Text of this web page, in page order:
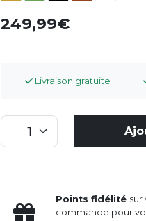
249,99
Livraison gratuite
Points fidélité sur
commande pour